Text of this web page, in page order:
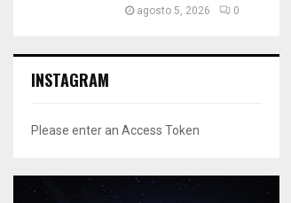
agosto 5, 2026 0
INSTAGRAM
Please enter an Access Token